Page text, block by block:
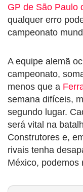
GP de São Paulo
qualquer erro
campeonato
A equipe alemã
campeonato,
menos que a
semana difíceis,
segundo lugar.
será vital na
Construtores e,
rivais tenha
México, podemos